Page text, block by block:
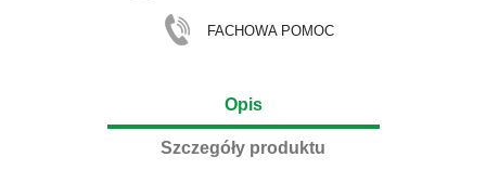
FACHOWA POMOC
Opis
Szczegóły produktu